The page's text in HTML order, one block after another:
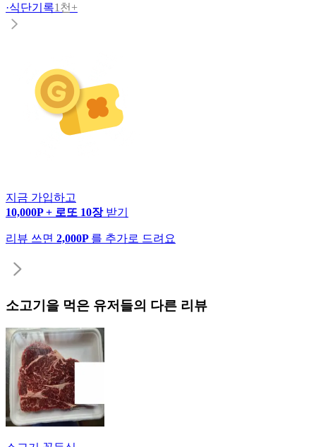
·식단기록1천+
지금 가입하고
10,000P + 로또 10장 받기
리뷰 쓰면 2,000P 를 추가로 드려요
소고기 을 먹은 유저들의 다른 리뷰